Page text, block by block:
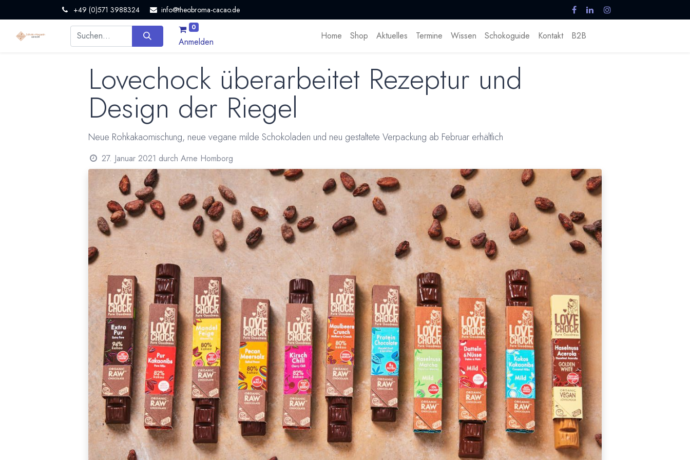
+49 (0)571 3988324 info@theobroma-cacao.de
0
Anmelden
Home Shop Aktuelles Termine Wissen Schokoguide Kontakt B2B
Lovechock überarbeitet Rezeptur und
Design der Riegel
Neue Rohkakaomischung, neue vegane milde Schokoladen und neu gestaltete Verpackung ab Februar erhältlich
27. Januar 2021 durch Arne Homborg